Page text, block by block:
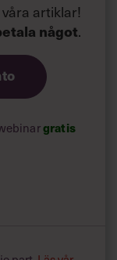
artiklar!
något.
gratis